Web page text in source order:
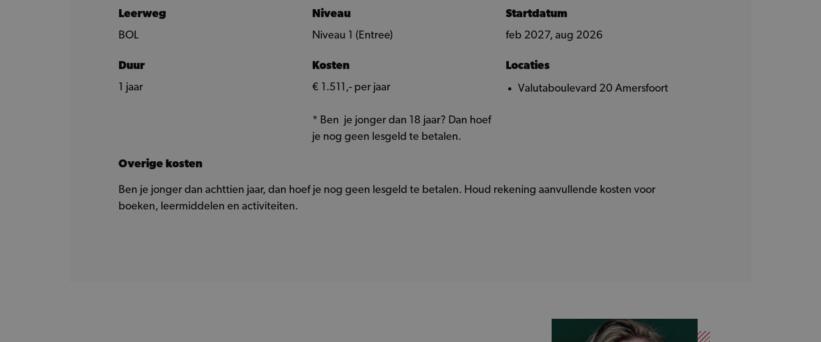
Leerweg
BOL
Duur
1 jaar
Niveau
Niveau 1 (Entree)
Kosten
€ 1.511,- per jaar
* Ben je jonger dan 18 jaar? Dan hoef
je nog geen lesgeld te betalen.
Startdatum
feb 2027, aug 2026
Locaties
Valutaboulevard 20 Amersfoort
Overige kosten
Ben je jonger dan achttien jaar, dan hoef je nog geen lesgeld te betalen. Houd rekening aanvullende kosten voor
boeken, leermiddelen en activiteiten.